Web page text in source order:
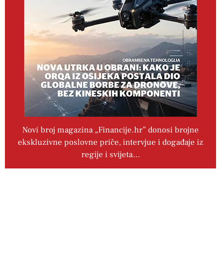
Novi broj magazina „Financije.hr” donosi brojne
ekskluzivne poslovne priče, intervjue i događaje iz
regije i svijeta…